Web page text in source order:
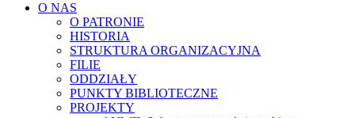
O NAS
O PATRONIE
HISTORIA
STRUKTURA ORGANIZACYJNA
FILIE
ODDZIAŁY
PUNKTY BIBLIOTECZNE
PROJEKTY